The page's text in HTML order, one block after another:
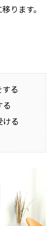
ります。
る
る
る